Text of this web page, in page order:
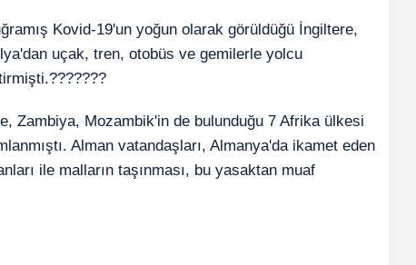
Kovid-19'un yoğun olarak görüldüğü İngiltere,
uçak, tren, otobüs ve gemilerle yolcu
Zambiya, Mozambik'in de bulunduğu 7 Afrika ülkesi
Alman vatandaşları, Almanya'da ikamet eden
ile malların taşınması, bu yasaktan muaf